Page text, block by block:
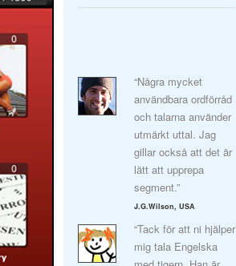
“Några mycket
användbara ordförråd
och talarna använder
utmärkt uttal. Jag
gillar också att det är
lätt att upprepa
segment.”
J.G.Wilson, USA
“Tack för att ni hjälper
mig tala Engelska